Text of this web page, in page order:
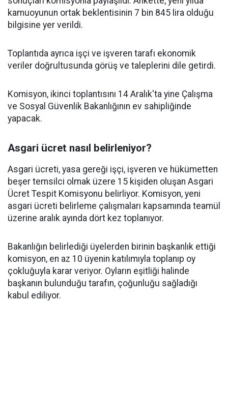
kamuoyunun ortak beklentisinin 7 bin 845 lira olduğu
bilgisine yer verildi.
Toplantıda ayrıca işçi ve işveren tarafı ekonomik
veriler doğrultusunda görüş ve taleplerini dile getirdi.
Komisyon, ikinci toplantısını 14 Aralık'ta yine Çalışma
ve Sosyal Güvenlik Bakanlığının ev sahipliğinde
yapacak.
Asgari ücret nasıl belirleniyor?
Asgari ücreti, yasa gereği işçi, işveren ve hükümetten
beşer temsilci olmak üzere 15 kişiden oluşan Asgari
Ücret Tespit Komisyonu belirliyor. Komisyon, yeni
asgari ücreti belirleme çalışmaları kapsamında teamül
üzerine aralık ayında dört kez toplanıyor.
Bakanlığın belirlediği üyelerden birinin başkanlık ettiği
komisyon, en az 10 üyenin katılımıyla toplanıp oy
çokluğuyla karar veriyor. Oyların eşitliği halinde
başkanın bulunduğu tarafın, çoğunluğu sağladığı
kabul ediliyor.